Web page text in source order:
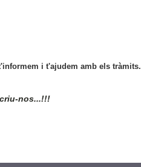
i t'ajudem amb els tràmits.
nos...!!!